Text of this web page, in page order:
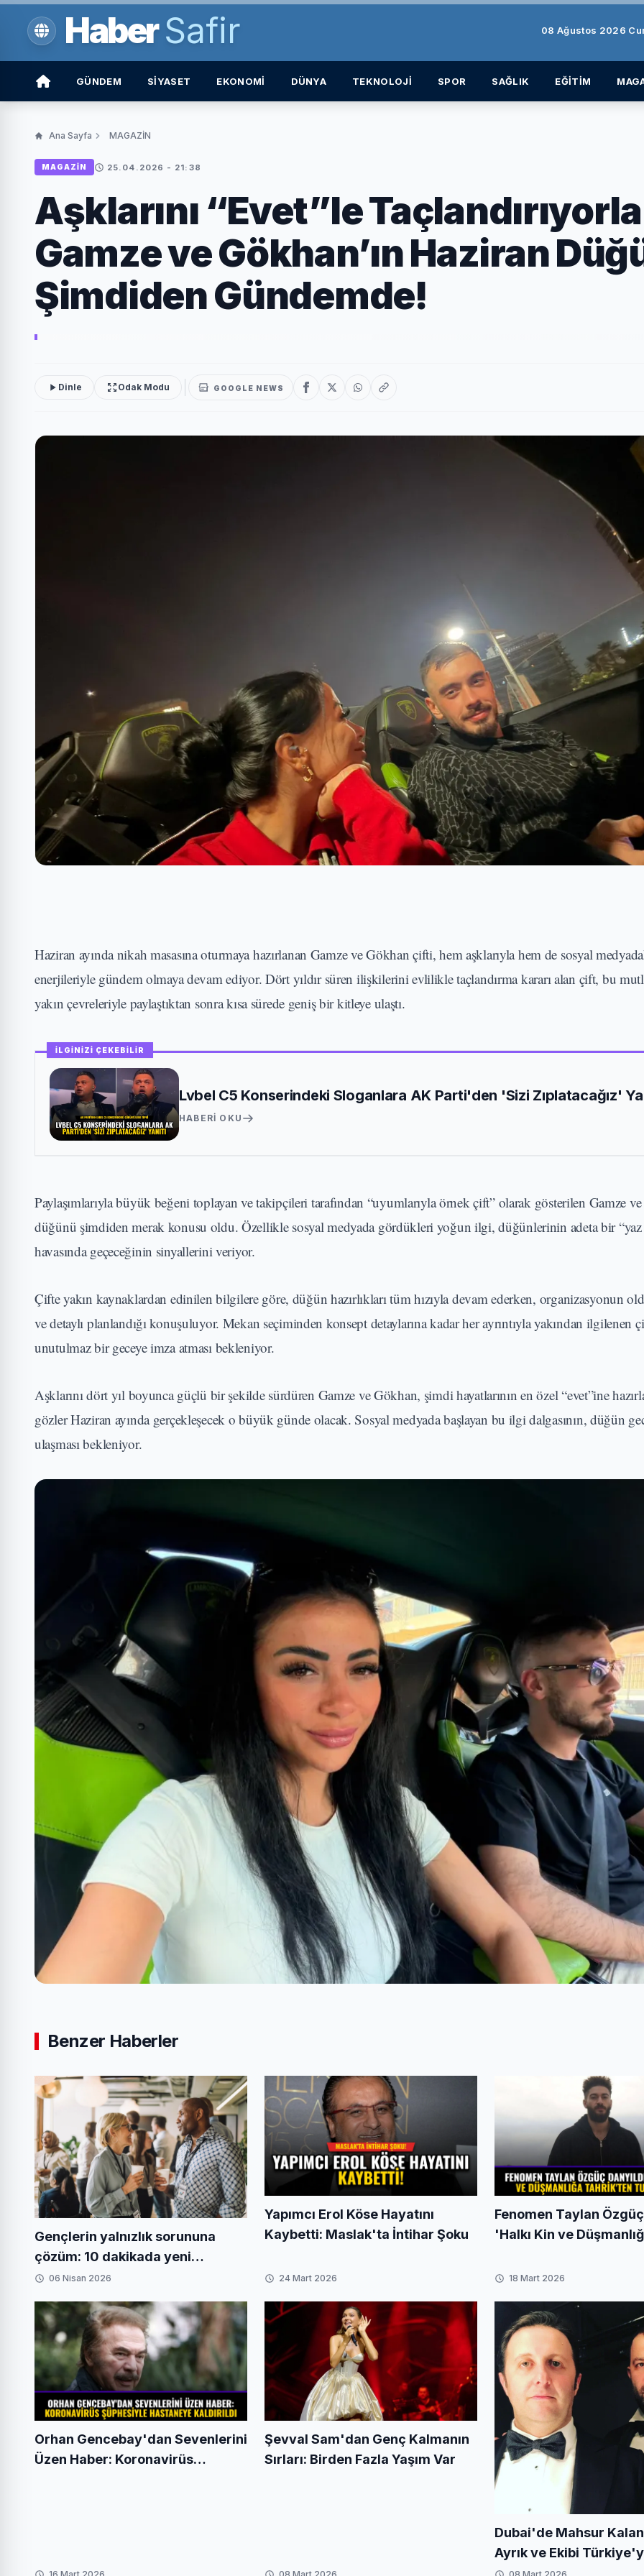
HaberSafir 08 Ağustos 2026
GÜNDEM SİYASET EKONOMİ DÜNYA TEKNOLOJİ SPOR SAĞLIK EĞİTİM
Ana Sayfa MAGAZİN
MAGAZİN 25.04.2026 - 21:38
Aşklarını “Evet”le
Gamze ve Gökhan’ın Haziran
Şimdiden Gündemde!
Dinle Odak Modu GOOGLE NEWS
Haziran ayında nikah masasına oturmaya hazırlanan Gamze ve Gökhan çifti, hem aşklarıyla hem de sosyal
enerjileriyle gündem olmaya devam ediyor. Dört yıldır süren ilişkilerini evlilikle taçlandırma kararı alan çift, bu
yakın çevreleriyle paylaştıktan sonra kısa sürede geniş bir kitleye ulaştı.
İLGİNİZİ ÇEKEBİLİR
Lvbel C5 Konserindeki Sloganlara AK Parti'den 'Sizi Zıplatacağız'
HABERI OKU
Paylaşımlarıyla büyük beğeni toplayan ve takipçileri tarafından “uyumlarıyla örnek çift” olarak gösterilen Gamze ve
düğünü şimdiden merak konusu oldu. Özellikle sosyal medyada gördükleri yoğun ilgi, düğünlerinin adeta bir
havasında geçeceğinin sinyallerini veriyor.
Çifte yakın kaynaklardan edinilen bilgilere göre, düğün hazırlıkları tüm hızıyla devam ederken, organizasyonun
ve detaylı planlandığı konuşuluyor. Mekan seçiminden konsept detaylarına kadar her ayrıntıyla yakından ilgilenen
unutulmaz bir geceye imza atması bekleniyor.
Aşklarını dört yıl boyunca güçlü bir şekilde sürdüren Gamze ve Gökhan, şimdi hayatlarının en özel “evet”ine
gözler Haziran ayında gerçekleşecek o büyük günde olacak. Sosyal medyada başlayan bu ilgi dalgasının, düğün
ulaşması bekleniyor.
Benzer Haberler
Gençlerin yalnızlık sorununa
çözüm: 10 dakikada yeni
insanlarla tanıştıran uygulama
06 Nisan 2026
Yapımcı Erol Köse Hayatını
Kaybetti: Maslak'ta İntihar Şoku
24 Mart 2026
Fenomen Taylan Özgüç
'Halkı Kin ve
18 Mart 2026
Orhan Gencebay'dan Sevenlerini
Üzen Haber: Koronavirüs
Şevval Sam'dan Genç Kalmanın
Sırları: Birden Fazla Yaşım Var
Dubai'de Mahsur
Ayrık ve Ekibi